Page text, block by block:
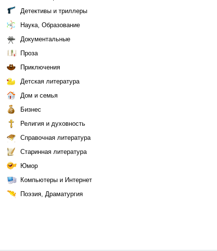
Детективы и триллеры
Наука, Образование
Документальные
Проза
Приключения
Детская литература
Дом и семья
Бизнес
Религия и духовность
Справочная литература
Старинная литература
Юмор
Компьютеры и Интернет
Поэзия, Драматургия